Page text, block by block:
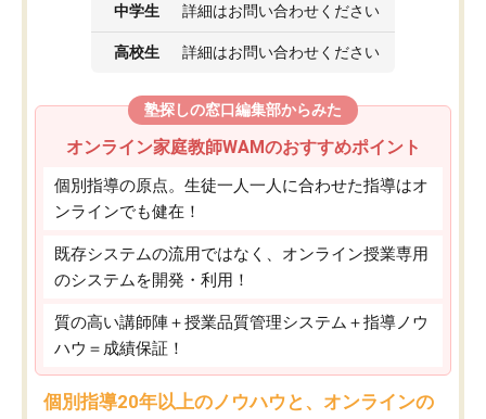
中学生 詳細はお問い合わせください
高校生 詳細はお問い合わせください
塾探しの窓口編集部からみた
オンライン家庭教師WAMのおすすめポイント
個別指導の原点。生徒一人一人に合わせた指導はオ
ンラインでも健在！
既存システムの流用ではなく、オンライン授業専用
のシステムを開発・利用！
質の高い講師陣＋授業品質管理システム＋指導ノウ
ハウ＝成績保証！
個別指導20年以上のノウハウと、オンラインの